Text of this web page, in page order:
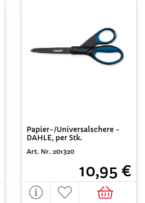
Papier-/Universalschere -
DAHLE, per Stk.
Art. Nr. 201320
10,95 €